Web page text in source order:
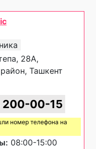
28А,
Ташкент
00-15
номер телефона на
08:00-15:00